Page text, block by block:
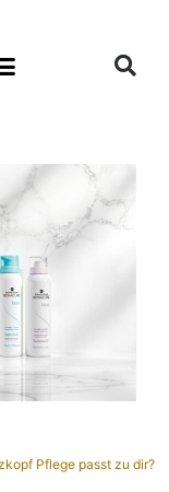
Pflege passt zu dir?